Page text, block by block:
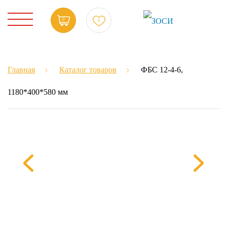
0 0
Главная Каталог товаров ФБС 12-4-6,
1180*400*580 мм